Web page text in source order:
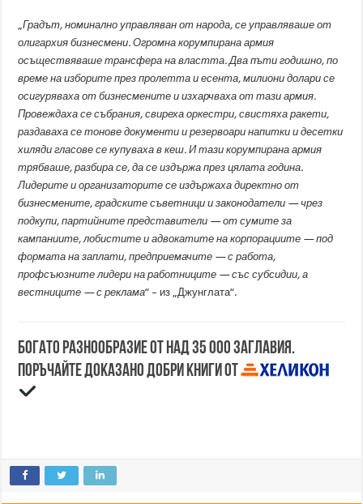
„Градът, номинално управляван от народа, се управляваше от
олигархия бизнесмени. Огромна корумпирана армия
осъществяваше трансфера на властта. Два пъти годишно, по
време на изборите през пролетта и есента, милиони долари се
осигуряваха от бизнесмените и изхарчваха от тази армия.
Провеждаха се събрания, свиреха оркестри, свистяха ракети,
раздаваха се тонове документи и резервоари напитки и десетки
хиляди гласове се купуваха в кеш. И тази корумпирана армия
трябваше, разбира се, да се издържа през цялата година.
Лидерите и организаторите се издържаха директно от
бизнесмените, градските съветници и законодатели — чрез
подкупи, партийните представители — от сумите за
кампаниите, лобистите и адвокатите на корпорациите — под
формата на заплати, предприемачите — с работа,
профсъюзните лидери на работниците — със субсидии, а
вестниците — с реклама“ – из „Джунглата“.
Богато разнообразие от над 35 000 заглавия.
Поръчайте доказано добри книги от